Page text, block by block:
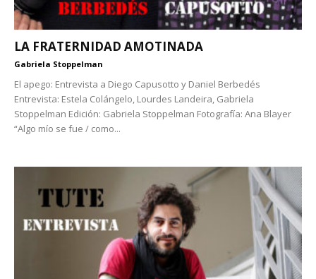
LA FRATERNIDAD AMOTINADA
Gabriela Stoppelman
El apego: Entrevista a Diego Capusotto y Daniel Berbedés
Entrevista: Estela Colángelo, Lourdes Landeira, Gabriela
Stoppelman Edición: Gabriela Stoppelman Fotografía: Ana Blayer
“Algo mío se fue / como...